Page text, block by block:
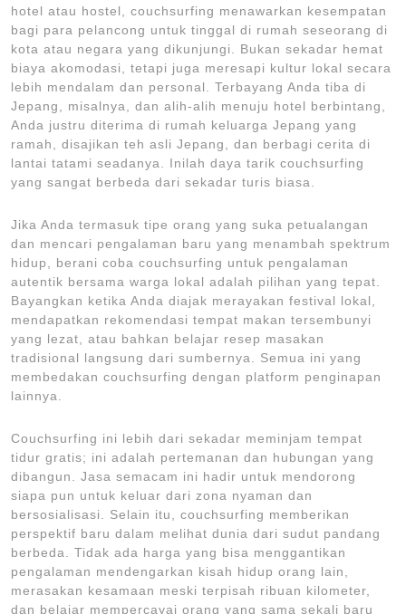
hotel atau hostel, couchsurfing menawarkan kesempatan
bagi para pelancong untuk tinggal di rumah seseorang di
kota atau negara yang dikunjungi. Bukan sekadar hemat
biaya akomodasi, tetapi juga meresapi kultur lokal secara
lebih mendalam dan personal. Terbayang Anda tiba di
Jepang, misalnya, dan alih-alih menuju hotel berbintang,
Anda justru diterima di rumah keluarga Jepang yang
ramah, disajikan teh asli Jepang, dan berbagi cerita di
lantai tatami seadanya. Inilah daya tarik couchsurfing
yang sangat berbeda dari sekadar turis biasa.
Jika Anda termasuk tipe orang yang suka petualangan
dan mencari pengalaman baru yang menambah spektrum
hidup, berani coba couchsurfing untuk pengalaman
autentik bersama warga lokal adalah pilihan yang tepat.
Bayangkan ketika Anda diajak merayakan festival lokal,
mendapatkan rekomendasi tempat makan tersembunyi
yang lezat, atau bahkan belajar resep masakan
tradisional langsung dari sumbernya. Semua ini yang
membedakan couchsurfing dengan platform penginapan
lainnya.
Couchsurfing ini lebih dari sekadar meminjam tempat
tidur gratis; ini adalah pertemanan dan hubungan yang
dibangun. Jasa semacam ini hadir untuk mendorong
siapa pun untuk keluar dari zona nyaman dan
bersosialisasi. Selain itu, couchsurfing memberikan
perspektif baru dalam melihat dunia dari sudut pandang
berbeda. Tidak ada harga yang bisa menggantikan
pengalaman mendengarkan kisah hidup orang lain,
merasakan kesamaan meski terpisah ribuan kilometer,
dan belajar mempercayai orang yang sama sekali baru